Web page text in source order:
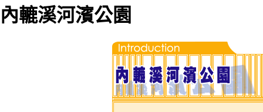
內轆溪河濱公園